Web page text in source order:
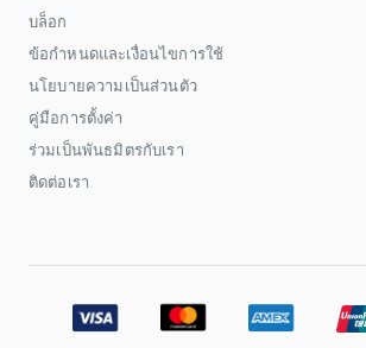
บล็อก
ข้อกำหนดและเงื่อนไขการใช้
นโยบายความเป็นส่วนตัว
คู่มือการตั้งค่า
ร่วมเป็นพันธมิตรกับเรา
ติดต่อเรา
Accepted payment methods: Visa,